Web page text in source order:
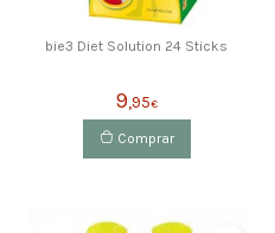
bie3 Diet Solution 24 Sticks
9,95€
Comprar